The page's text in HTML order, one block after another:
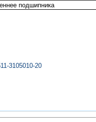
подшипника
3105010-20